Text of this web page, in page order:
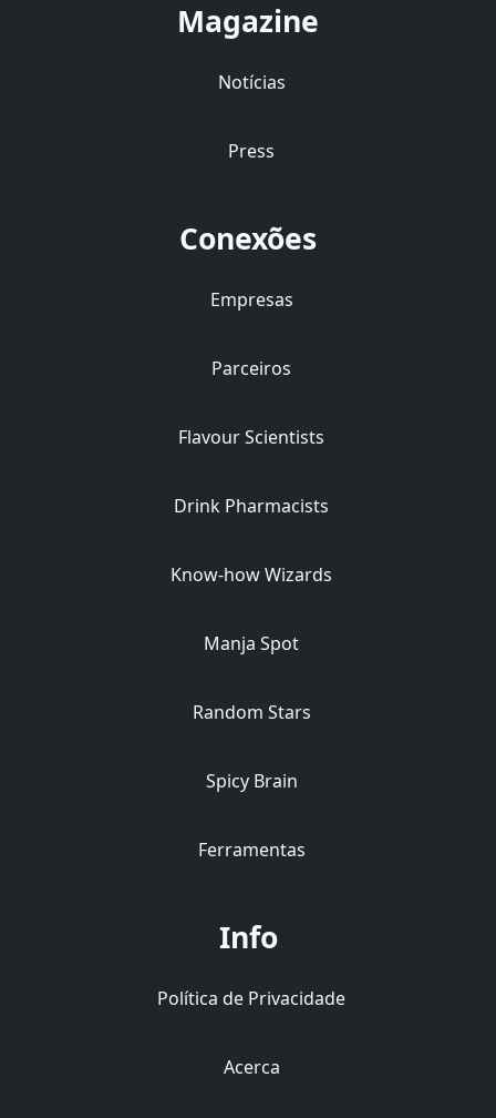
Magazine
Notícias
Press
Conexões
Empresas
Parceiros
Flavour Scientists
Drink Pharmacists
Know-how Wizards
Manja Spot
Random Stars
Spicy Brain
Ferramentas
Info
Política de Privacidade
Acerca